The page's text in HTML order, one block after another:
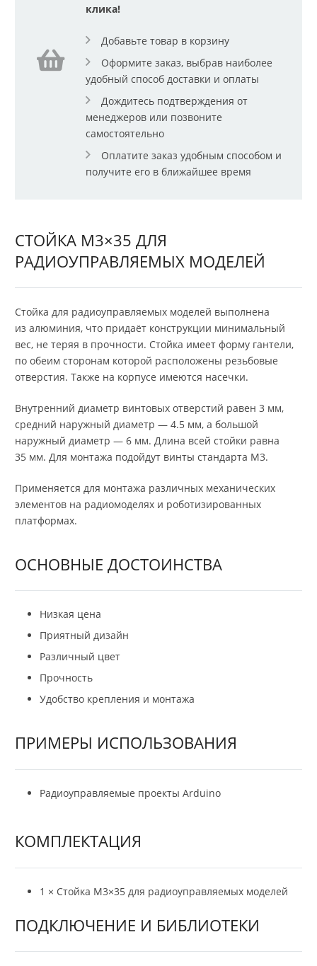
клика!
Добавьте товар в корзину
Оформите заказ, выбрав наиболее
удобный способ доставки и оплаты
Дождитесь подтверждения от
менеджеров или позвоните
самостоятельно
Оплатите заказ удобным способом и
получите его в ближайшее время
СТОЙКА М3×35 ДЛЯ
РАДИОУПРАВЛЯЕМЫХ МОДЕЛЕЙ
Стойка для радиоуправляемых моделей выполнена
из алюминия, что придаёт конструкции минимальный
вес, не теряя в прочности. Стойка имеет форму гантели,
по обеим сторонам которой расположены резьбовые
отверстия. Также на корпусе имеются насечки.
Внутренний диаметр винтовых отверстий равен 3 мм,
средний наружный диаметр — 4.5 мм, а большой
наружный диаметр — 6 мм. Длина всей стойки равна
35 мм. Для монтажа подойдут винты стандарта M3.
Применяется для монтажа различных механических
элементов на радиомоделях и роботизированных
платформах.
ОСНОВНЫЕ ДОСТОИНСТВА
Низкая цена
Приятный дизайн
Различный цвет
Прочность
Удобство крепления и монтажа
ПРИМЕРЫ ИСПОЛЬЗОВАНИЯ
Радиоуправляемые проекты Arduino
КОМПЛЕКТАЦИЯ
1 × Стойка М3×35 для радиоуправляемых моделей
ПОДКЛЮЧЕНИЕ И БИБЛИОТЕКИ